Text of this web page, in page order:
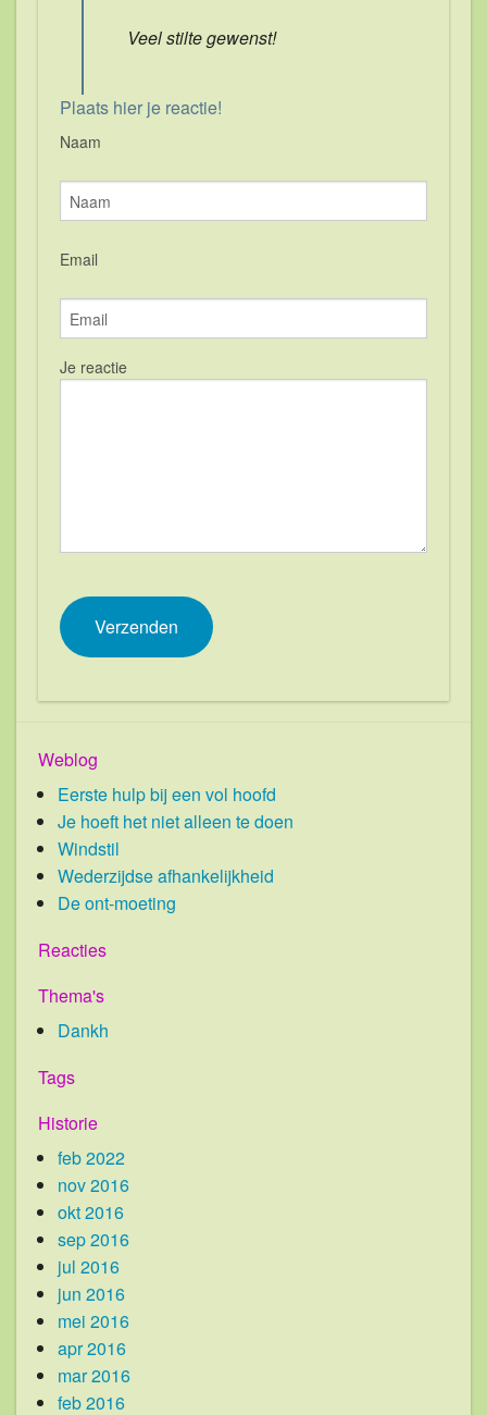
Veel stilte gewenst!
Plaats hier je reactie!
Naam
Email
Je reactie
Weblog
Eerste hulp bij een vol hoofd
Je hoeft het niet alleen te doen
Windstil
Wederzijdse afhankelijkheid
De ont-moeting
Reacties
Thema's
Dankh
Tags
Historie
feb 2022
nov 2016
okt 2016
sep 2016
jul 2016
jun 2016
mei 2016
apr 2016
mar 2016
feb 2016